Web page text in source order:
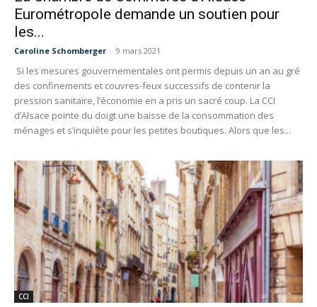
Eurométropole demande un soutien pour
les...
Caroline Schomberger - 9 mars 2021
Si les mesures gouvernementales ont permis depuis un an au gré
des confinements et couvres-feux successifs de contenir la
pression sanitaire, l’économie en a pris un sacré coup. La CCI
d’Alsace pointe du doigt une baisse de la consommation des
ménages et s’inquiète pour les petites boutiques. Alors que les...
CCI